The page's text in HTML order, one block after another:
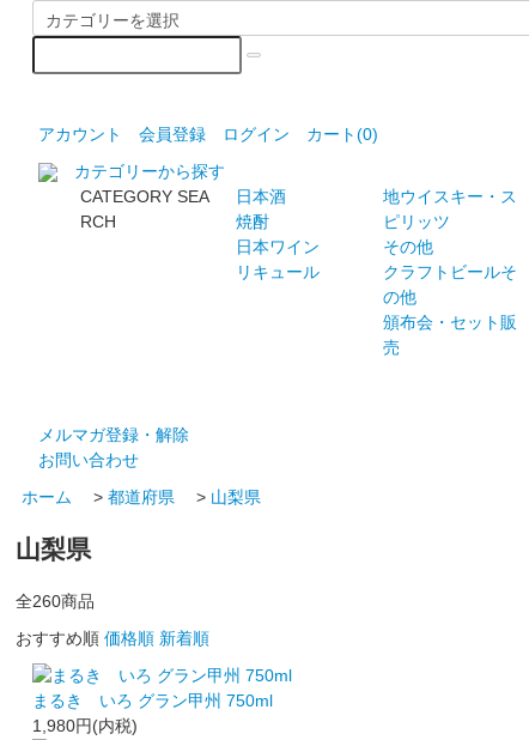
アカウント 会員登録 ログイン カート(0)
カテゴリーから探す
CATEGORY SEA
RCH
日本酒
焼酎
日本ワイン
リキュール
地ウイスキー・ス
ピリッツ
その他
クラフトビールそ
の他
頒布会・セット販
売
メルマガ登録・解除
お問い合わせ
ホーム
>都道府県 > 山梨県
山梨県
全260商品
おすすめ順価格順 新着順
まるき いろ グラン甲州 750ml
1,980円(内税)